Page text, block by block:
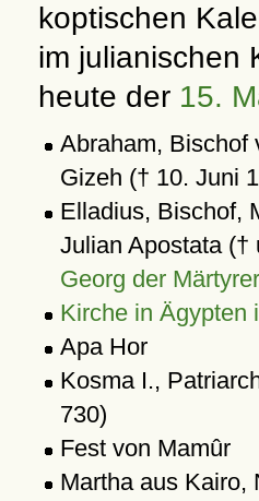
koptischen
im julianischen
heute der 15.
Abraham, Bischof
Gizeh († 10. Juni
Elladius, Bischof,
Julian Apostata (†
Georg der
Kirche in Ägypten
Apa Hor
Kosma I.,
730)
Fest von Mamûr
Martha aus Kairo,